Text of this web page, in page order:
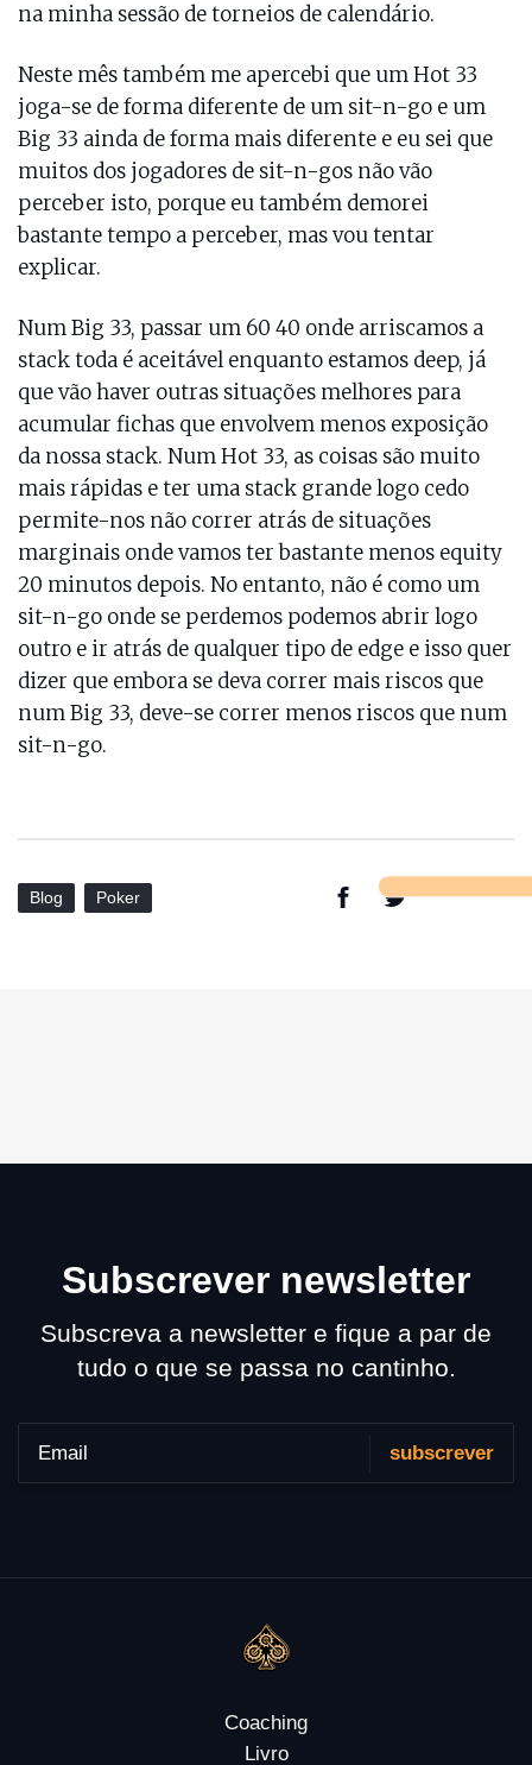
na minha sessão de torneios de calendário.
Neste mês também me apercebi que um Hot 33
joga-se de forma diferente de um sit-n-go e um
Big 33 ainda de forma mais diferente e eu sei que
muitos dos jogadores de sit-n-gos não vão
perceber isto, porque eu também demorei
bastante tempo a perceber, mas vou tentar
explicar.
Num Big 33, passar um 60 40 onde arriscamos a
stack toda é aceitável enquanto estamos deep, já
que vão haver outras situações melhores para
acumular fichas que envolvem menos exposição
da nossa stack. Num Hot 33, as coisas são muito
mais rápidas e ter uma stack grande logo cedo
permite-nos não correr atrás de situações
marginais onde vamos ter bastante menos equity
20 minutos depois. No entanto, não é como um
sit-n-go onde se perdemos podemos abrir logo
outro e ir atrás de qualquer tipo de edge e isso quer
dizer que embora se deva correr mais riscos que
num Big 33, deve-se correr menos riscos que num
sit-n-go.
Blog Poker
Subscrever newsletter
Subscreva a newsletter e fique a par de
tudo o que se passa no cantinho.
Coaching
Livro